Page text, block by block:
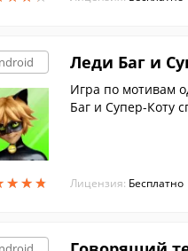
★★★
★★★
Леди Баг и
Игра по мотивам
Баг и Супер-Коту
Лицензия: Бесплатно